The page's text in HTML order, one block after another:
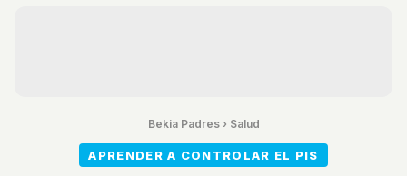
Bekia Padres› Salud
APRENDER A CONTROLAR EL PIS